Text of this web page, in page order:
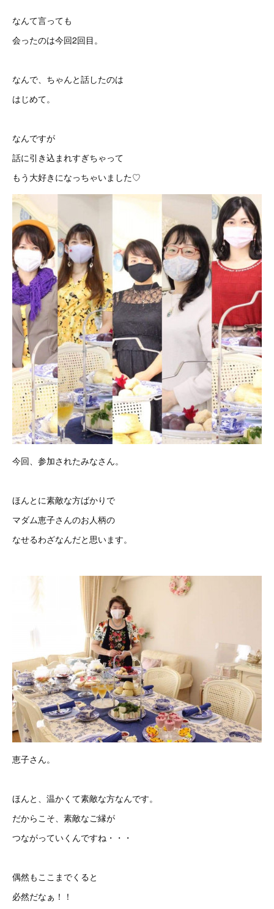
なんて言っても
会ったのは今回2回目。
なんで、ちゃんと話したのは
はじめて。
なんですが
話に引き込まれすぎちゃって
もう大好きになっちゃいました♡
今回、参加されたみなさん。
ほんとに素敵な方ばかりで
マダム恵子さんのお人柄の
なせるわざなんだと思います。
恵子さん。
ほんと、温かくて素敵な方なんです。
だからこそ、素敵なご縁が
つながっていくんですね・・・
偶然もここまでくると
必然だなぁ！！